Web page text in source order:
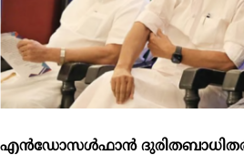
പാലിച്ച് സര്‍ക്കാര്‍;
കോടി രൂപയുടെ ഭരണാനുമതി
തിരുവനന്തപുരം: കാസര്‍ഗോഡ്
ദുരിതബാധിതരുടെ